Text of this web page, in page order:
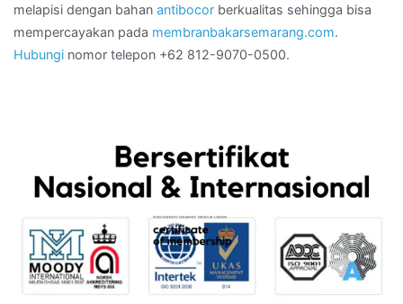
melapisi dengan bahan antibocor berkualitas sehingga bisa
mempercayakan pada membranbakarsemarang.com.
Hubungi nomor telepon +62 812-9070-0500.